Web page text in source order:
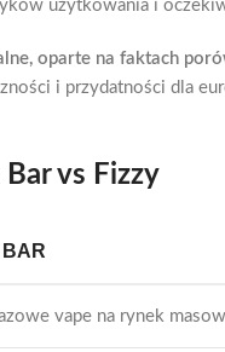
użytkowania i
oparte na faktach
i przydatności dla
vs Fizzy
vape na rynek